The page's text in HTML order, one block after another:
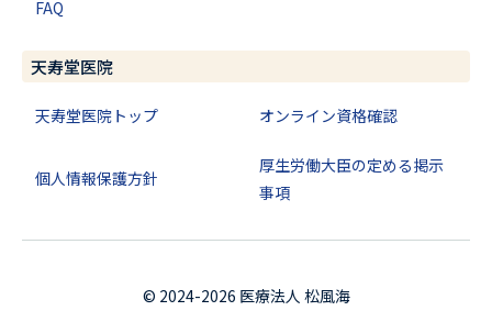
FAQ
天寿堂医院
天寿堂医院トップ オンライン資格確認
個人情報保護方針
厚生労働大臣の定める掲示
事項
© 2024-2026 医療法人 松風海